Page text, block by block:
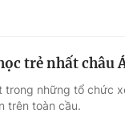
trẻ nhất châu
trong những tổ chức
trên toàn cầu.